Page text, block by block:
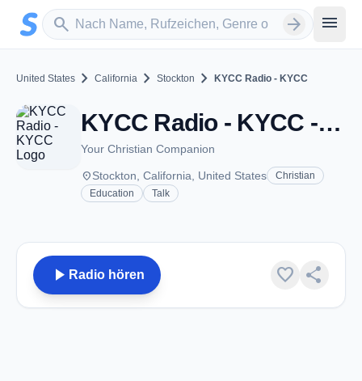
Zum Hauptinhalt springen
search
Sender suchen arrow_forward menu
United States chevron_right California chevron_right Stockton chevron_right KYCC Radio - KYCC
KYCC Radio - KYCC - FM 90.1 - Stockton, CA
Your Christian Companion
placeStockton, California, United States
Christian
Education
Talk
play_arrow Radio hören favorite share